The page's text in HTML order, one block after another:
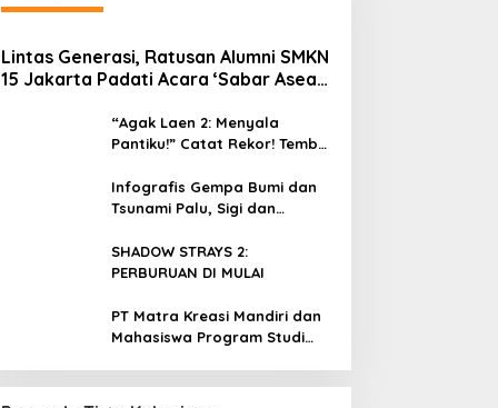
Lintas Generasi, Ratusan Alumni SMKN
15 Jakarta Padati Acara ‘Sabar Asean’
“Agak Laen 2: Menyala
Pantiku!” Catat Rekor! Tembus
dalam 3 Hari
Infografis Gempa Bumi dan
Tsunami Palu, Sigi dan
SHADOW STRAYS 2:
PERBURUAN DI MULAI
PT Matra Kreasi Mandiri dan
Mahasiswa Program Studi